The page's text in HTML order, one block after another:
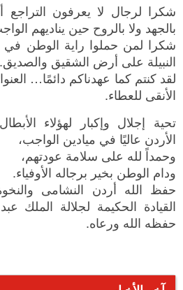
شكرا لرجال لا يعرفون التراجع
بالجهد ولا بالروح حين يناديهم
شكرا لمن حملوا راية الوطن في
النبيلة على أرض الشقيق والصديق.
لقد كنتم كما عهدناكم دائمًا…
الأنقى للعطاء.
تحية إجلال وإكبار لهؤلاء
الأردن عاليًا في ميادين الواجب،
وحمداً لله على سلامة عودتهم،
ودام الوطن بخير برجاله الأوفياء.
حفظ الله أردن النشامى
القيادة الحكيمة لجلالة الملك
حفظه الله ورعاه.